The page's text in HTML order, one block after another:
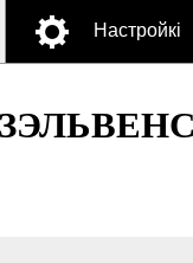
Настройкі